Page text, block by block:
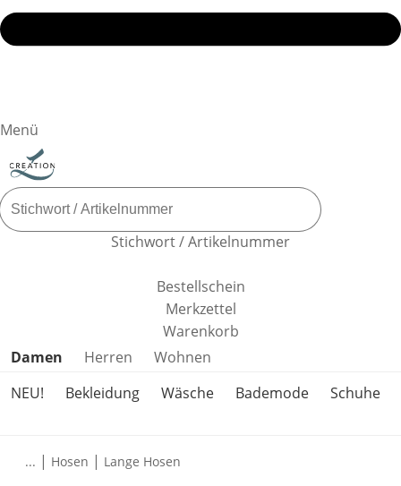
Menü
Stichwort / Artikelnummer
Bestellschein
Merkzettel
Warenkorb
Produktkategorien überspringen
Damen Herren
Wohnen
NEU!
Bekleidung Wäsche Bademode Schuhe
... | Hosen | Lange Hosen